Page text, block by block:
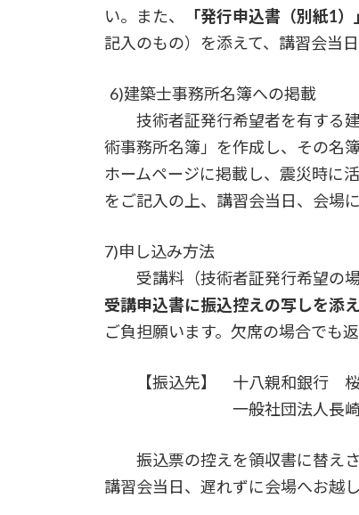
い。また、
「発行申込書（別紙1）」
記入のもの）を添えて、講習会当
6)建築士事務所名簿への掲載
技術者証発行希望者を有する建
術事務所名簿」を作成し、その名
ホームページに掲載し、震災時に
をご記入の上、講習会当日、会場に
7)申し込み方法
受講料（技術者証発行希望の場
受講申込書に振込控えの写しを添
ご負担願います。欠席の場合でも
【振込先】 十八親和銀行
一般社団法人長崎県建
振込票の控えを領収書に替えさ
講習会当日、遅れずに会場へお越